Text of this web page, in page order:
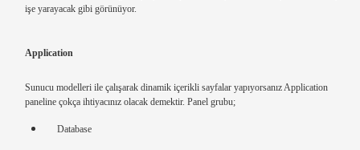
işe yarayacak gibi görünüyor.
Application
Sunucu modelleri ile çalışarak dinamik içerikli sayfalar yapıyorsanız Application
paneline çokça ihtiyacınız olacak demektir. Panel grubu;
Database